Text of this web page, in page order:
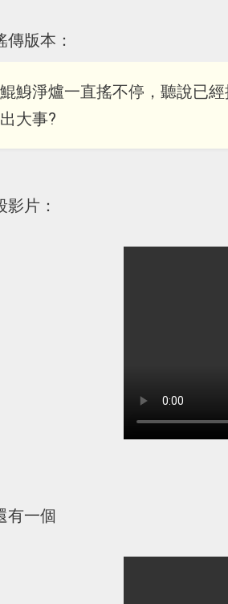
傳版本：
鯓淨爐一直搖不停，聽說已經
大事?
影片：
有一個